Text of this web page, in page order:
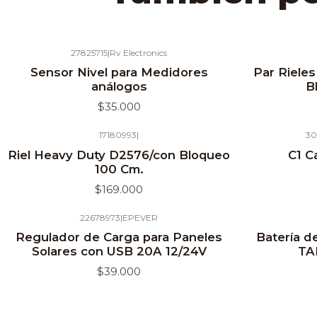
27825715|Rv Electronics
Sensor Nivel para Medidores
análogos
$35.000
Par
17180993|
Riel Heavy Duty D2576/con Bloqueo
100 Cm.
$169.000
C1
22678973|EPEVER
Regulador de Carga para Paneles
Solares con USB 20A 12/24V
$39.000
Batería